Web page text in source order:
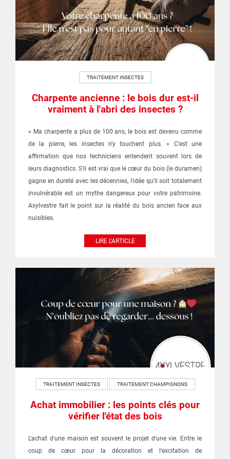
TRAITEMENT INSECTES
Charpente ancienne : le bois dur est-il
vraiment à l'abri des insectes ?
« Ma charpente a plus de 100 ans, le bois est devenu comme
de la pierre, les insectes n'y touchent plus. » C’est une
affirmation que nos techniciens entendent souvent lors de
leurs diagnostics. S'il est vrai que le cœur du bois (le duramen)
gagne en dureté avec les décennies, l'idée qu'il soit totalement
invulnérable est un mythe dangereux pour votre patrimoine.
Axylvestre fait le point sur la réalité du bois ancien face aux
nuisibles.
LIRE L'ARTICLE
TRAITEMENT INSECTES TRAITEMENT CHAMPIGNONS
Achat immobilier : les points clés pour
vérifier l'état des bois
L'achat d'une maison est souvent le projet d'une vie. Entre le
coup de cœur pour la décoration et l'excitation de